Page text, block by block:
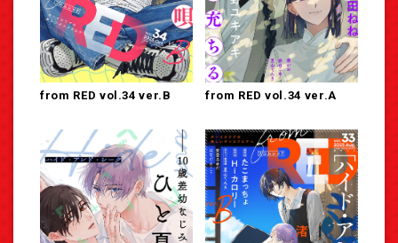
from RED vol.34 ver.B from RED vol.34 ver.A